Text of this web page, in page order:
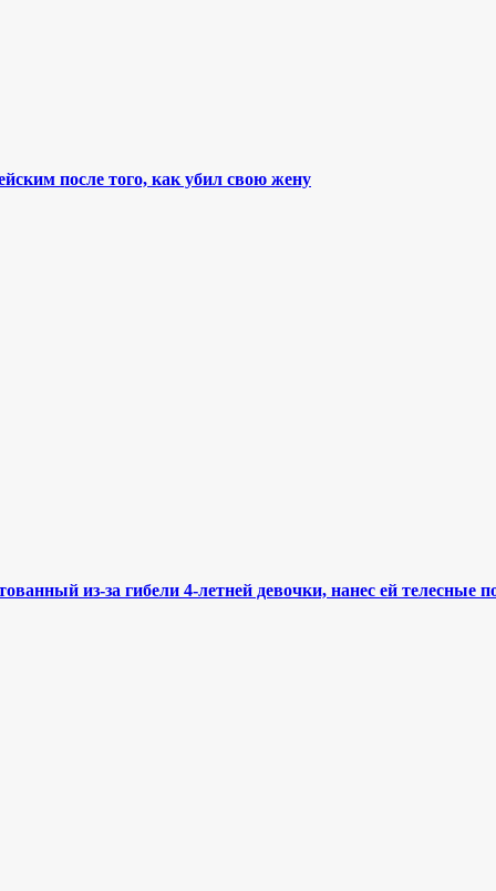
после того, как убил свою жену
из-за гибели 4-летней девочки, нанес ей телесные